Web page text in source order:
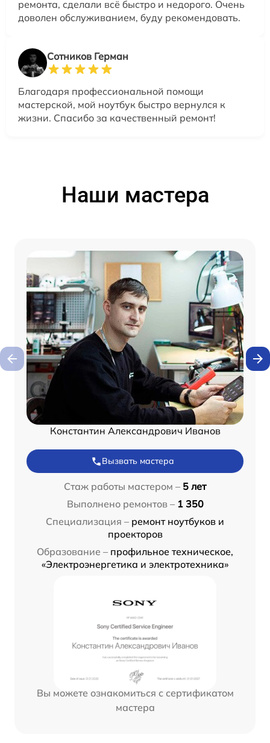
ремонта, сделали всё быстро и недорого. Очень
доволен обслуживанием, буду рекомендовать.
Сотников Герман
Благодаря профессиональной помощи
мастерской, мой ноутбук быстро вернулся к
жизни. Спасибо за качественный ремонт!
Наши мастера
Константин Александрович Иванов
Вызвать мастера
Стаж работы мастером – 5 лет
Выполнено ремонтов – 1 350
Специализация – ремонт ноутбуков и
проекторов
Образование – профильное техническое,
«Электроэнергетика и электротехника»
Вы можете ознакомиться с сертификатом
мастера